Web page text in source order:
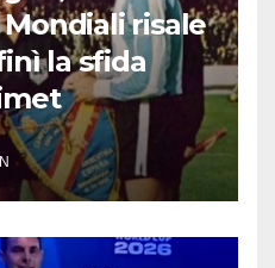
risale
la sfida